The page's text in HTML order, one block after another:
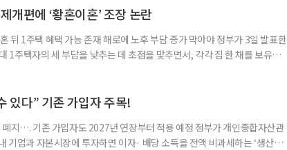
개편에 ‘황혼이혼’ 조장 논란
뒤 1주택 혜택 가능 존재 해로에 노후 부담 증가 막아야 정부가 3일 발표한
1주택자의 세 부담을 낮추는 데 초점을 맞추면서, 각각 집 한 채를 보유한
세대가 두 채를 가진 것으로 보지만, 실제 이혼해 주거와 생계를 분
있다” 기존 가입자 주목!
지…. 기존 가입자도 2027년 연장부터 적용 예정 정부가 개인종합자산관
기업과 자본시장에 투자하면 이자· 배당 소득을 전액 비과세하는 ‘생산적